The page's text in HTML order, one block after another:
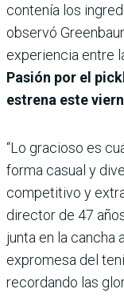
contenía los
observó
experiencia entre
Pasión por el
estrena este
“Lo gracioso es
forma casual y
competitivo y
director de 47
junta en la cancha
expromesa del
recordando las